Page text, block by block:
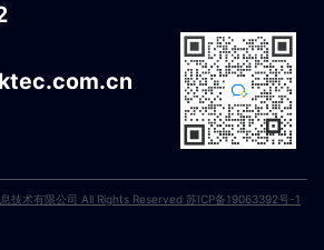
技术有限公司 All Rights Reserved 苏ICP备19063392号-1